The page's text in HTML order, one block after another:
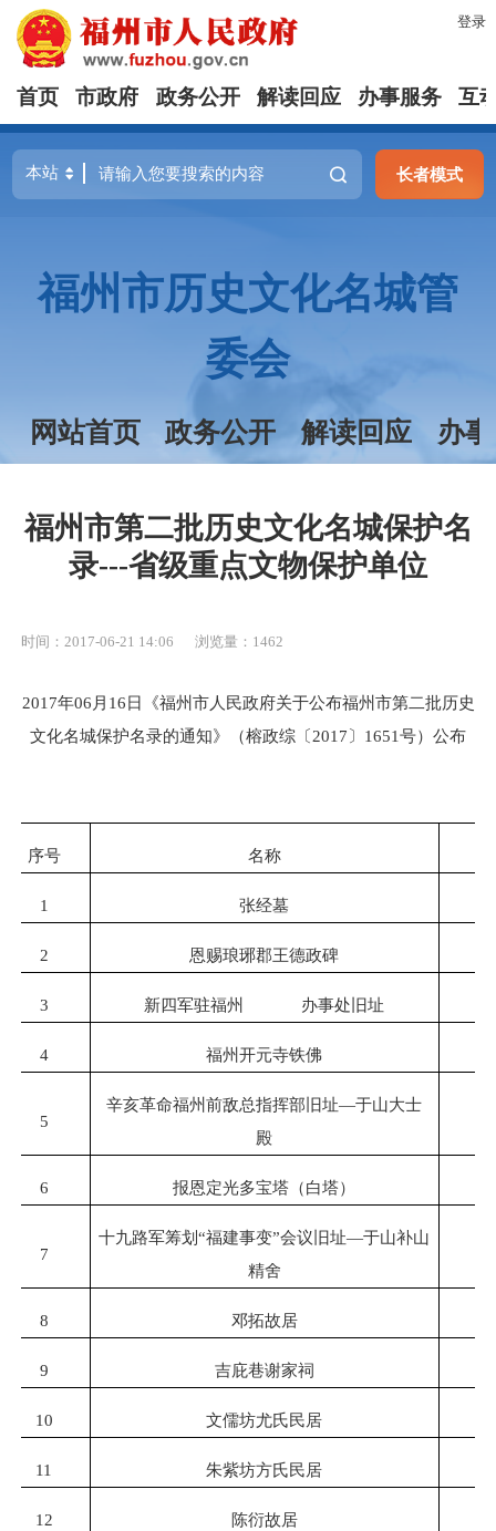
登录
首页 市政府 政务公开 解读回应 办事服务 互
长者模式
福州市历史文化名城管
委会
网站首页 政务公开 解读回应 办
福州市第二批历史文化名城保护名
录---省级重点文物保护单位
时间：2017-06-21 14:06 浏览量：1462
2017年06月16日《福州市人民政府关于公布福州市第二批历史
文化名城保护名录的通知》（榕政综〔2017〕1651号）公布
序号 名称
1 张经墓
2 恩赐琅琊郡王德政碑
3 新四军驻福州 办事处旧址
4 福州开元寺铁佛
5
辛亥革命福州前敌总指挥部旧址—于山大士
殿
6 报恩定光多宝塔（白塔）
7
十九路军筹划“福建事变”会议旧址—于山补山
精舍
8 邓拓故居
9 吉庇巷谢家祠
10 文儒坊尤氏民居
11 朱紫坊方氏民居
12 陈衍故居